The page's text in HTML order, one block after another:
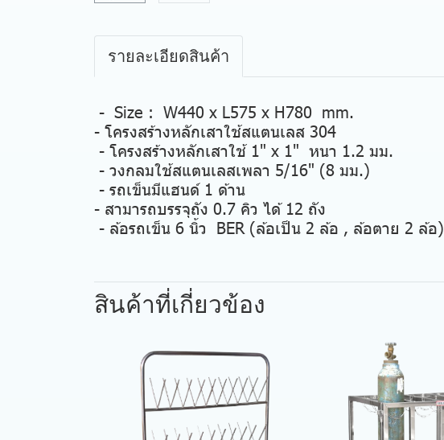
รายละเอียดสินค้า
- Size : W440 x L575 x H780 mm.
- โครงสร้างหลักเสาใช้สแตนเลส 304
- โครงสร้างหลักเสาใช้ 1" x 1" หนา 1.2 มม.
- วงกลมใช้สแตนเลสเพลา 5/16" (8 มม.)
- รถเข็นมีแฮนด์ 1 ด้าน
- สามารถบรรจุถัง 0.7 คิว ได้ 12 ถัง
- ล้อรถเข็น 6 นิ้ว BER (ล้อเป็น 2 ล้อ , ล้อตาย 2 ล้อ)
สินค้าที่เกี่ยวข้อง